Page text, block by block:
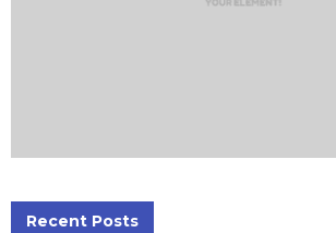
Recent Posts